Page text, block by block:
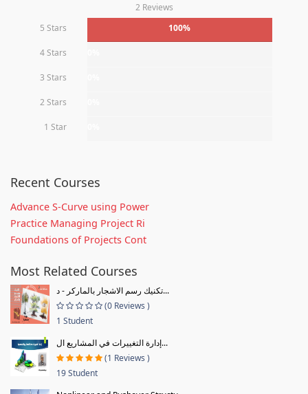
2 Reviews
5 Stars
100%
4 Stars
3 Stars
2 Stars
1 Star
Recent Courses
Advance S-Curve using Power
Practice Managing Project Ri
Foundations of Projects Cont
Most Related Courses
تكنيك رسم الاشجار بالماركر - د...
(0 Reviews )
1 Student
إدارة التغييرات في المشاريع ال...
(1 Reviews )
19 Student